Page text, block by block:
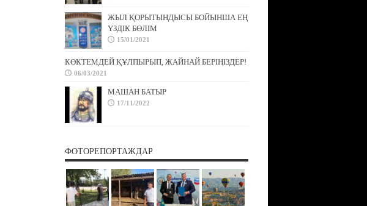
ЖЫЛ ҚОРЫТЫНДЫСЫ БОЙЫНША ЕҢ
ҮЗДІК БӨЛІМ
15/01/2021
КӨКТЕМДЕЙ ҚҰЛПЫРЫП, ЖАЙНАЙ БЕРІҢІЗДЕР!
06/03/2021
МАШАН БАТЫР
17/11/2022
ФОТОРЕПОРТАЖДАР